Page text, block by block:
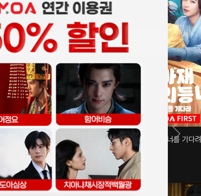
아재저리등니 : 너를 기다려